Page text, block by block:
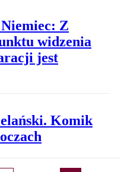
Z
widzenia
jest
Komik